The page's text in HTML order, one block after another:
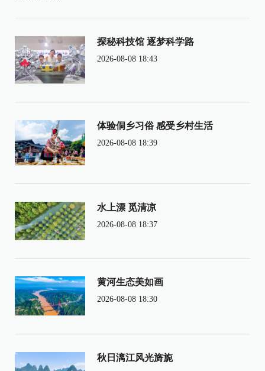
探秘科技馆 逐梦科学路
2026-08-08 18:43
体验侗乡习俗 感受乡村生活
2026-08-08 18:39
水上漂 觅清凉
2026-08-08 18:37
黄河生态美如画
2026-08-08 18:30
秋日漓江风光旖旎